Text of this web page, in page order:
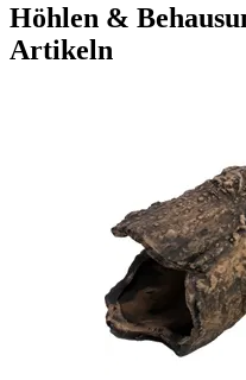
Höhlen &
Artikeln